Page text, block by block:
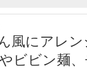
風にアレ
ビビン麺